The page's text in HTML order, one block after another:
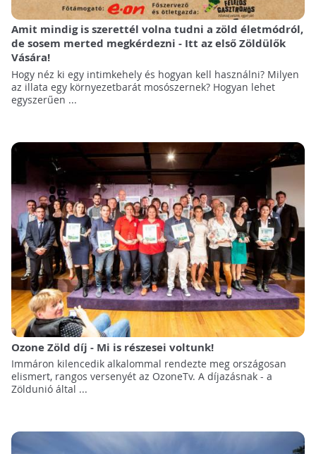
Amit mindig is szerettél volna tudni a zöld életmódról,
de sosem merted megkérdezni - Itt az első Zöldülők
Vására!
Hogy néz ki egy intimkehely és hogyan kell használni? Milyen
az illata egy környezetbarát mosószernek? Hogyan lehet
egyszerűen ...
Ozone Zöld díj - Mi is részesei voltunk!
Immáron kilencedik alkalommal rendezte meg országosan
elismert, rangos versenyét az OzoneTv. A díjazásnak - a
Zöldunió által ...